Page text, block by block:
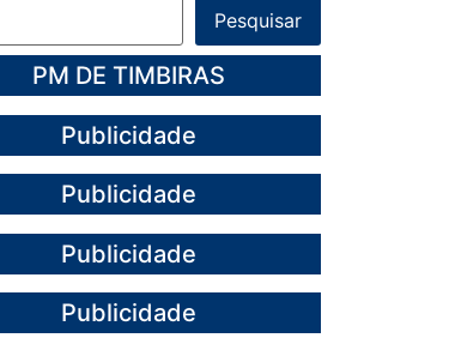
Pesquisar
PM DE TIMBIRAS
Publicidade
Publicidade
Publicidade
Publicidade